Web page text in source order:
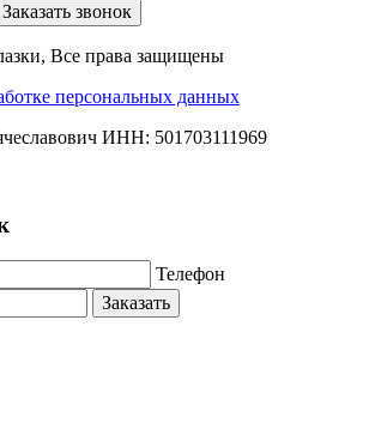
Заказать звонок
Все права защищены
персональных данных
ИНН: 501703111969
Телефон
Заказать